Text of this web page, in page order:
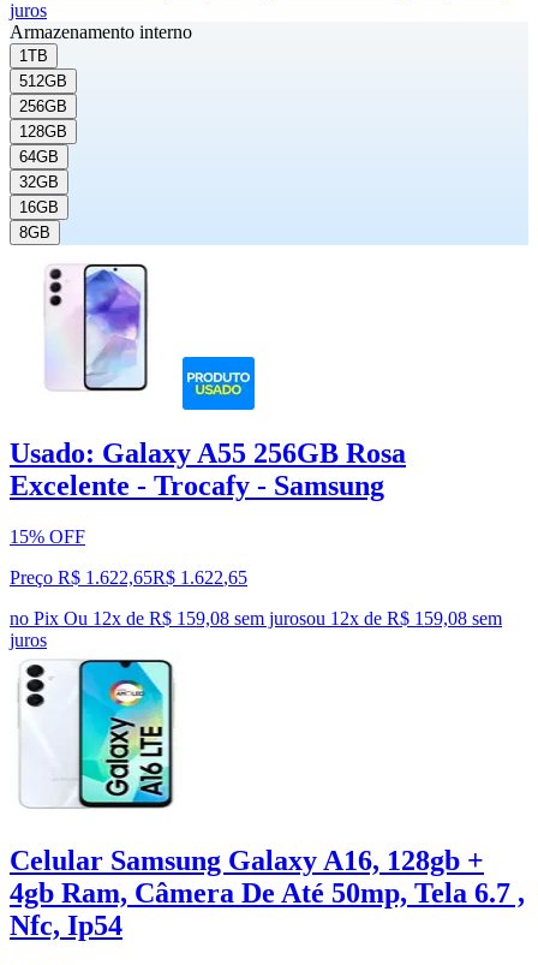
juros
Armazenamento interno
1TB
512GB
256GB
128GB
64GB
32GB
16GB
8GB
Usado: Galaxy A55 256GB Rosa
Excelente - Trocafy - Samsung
15% OFF
Preço R$ 1.622,65R$ 1.622,65
no Pix Ou 12x de R$ 159,08 sem jurosou 12x de R$ 159,08 sem
juros
Celular Samsung Galaxy A16, 128gb +
4gb Ram, Câmera De Até 50mp, Tela 6.7 ,
Nfc, Ip54